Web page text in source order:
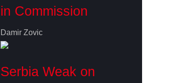
in Commission
Damir Zovic
Serbia Weak on